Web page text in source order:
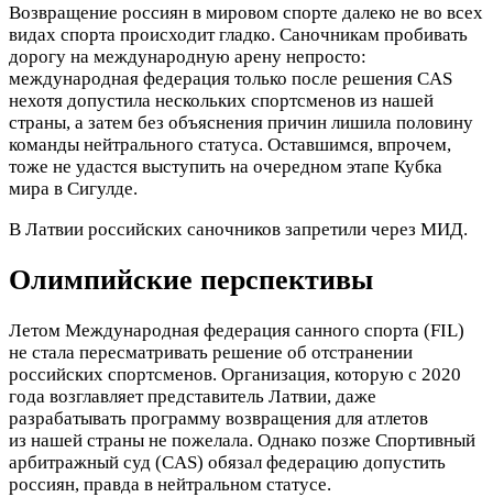
Возвращение россиян в мировом спорте далеко не во всех
видах спорта происходит гладко. Саночникам пробивать
дорогу на международную арену непросто:
международная федерация только после решения CAS
нехотя допустила нескольких спортсменов из нашей
страны, а затем без объяснения причин лишила половину
команды нейтрального статуса. Оставшимся, впрочем,
тоже не удастся выступить на очередном этапе Кубка
мира в Сигулде.
В Латвии российских саночников запретили через МИД.
Олимпийские перспективы
Летом Международная федерация санного спорта (FIL)
не стала пересматривать решение об отстранении
российских спортсменов. Организация, которую с 2020
года возглавляет представитель Латвии, даже
разрабатывать программу возвращения для атлетов
из нашей страны не пожелала. Однако позже Спортивный
арбитражный суд (CAS) обязал федерацию допустить
россиян, правда в нейтральном статусе.